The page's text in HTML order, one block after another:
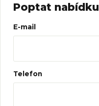
Poptat nabídku
Web
E-mail
Telefon